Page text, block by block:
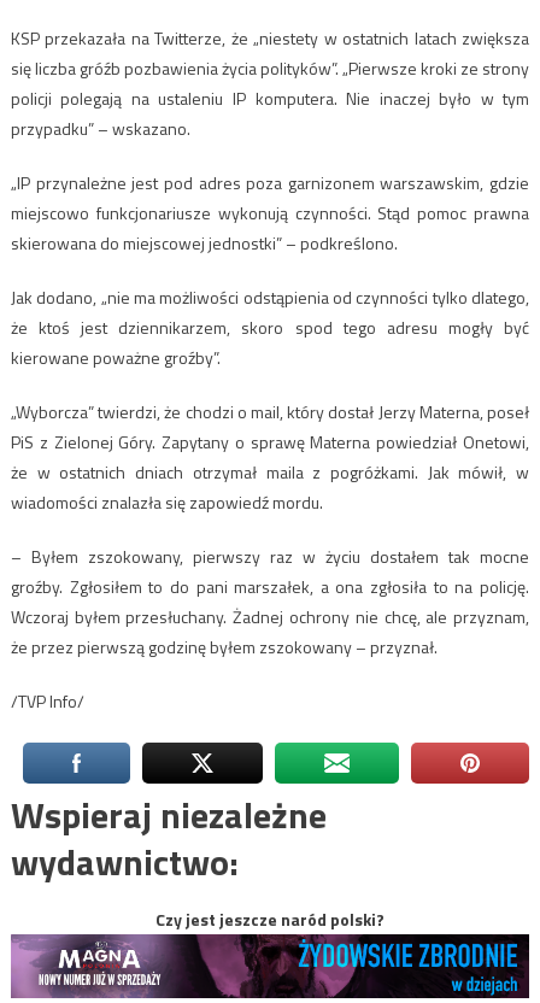
KSP przekazała na Twitterze, że „niestety w ostatnich latach zwiększa
się liczba gróźb pozbawienia życia polityków”. „Pierwsze kroki ze strony
policji polegają na ustaleniu IP komputera. Nie inaczej było w tym
przypadku” – wskazano.
„IP przynależne jest pod adres poza garnizonem warszawskim, gdzie
miejscowo funkcjonariusze wykonują czynności. Stąd pomoc prawna
skierowana do miejscowej jednostki” – podkreślono.
Jak dodano, „nie ma możliwości odstąpienia od czynności tylko dlatego,
że ktoś jest dziennikarzem, skoro spod tego adresu mogły być
kierowane poważne groźby”.
„Wyborcza” twierdzi, że chodzi o mail, który dostał Jerzy Materna, poseł
PiS z Zielonej Góry. Zapytany o sprawę Materna powiedział Onetowi,
że w ostatnich dniach otrzymał maila z pogróżkami. Jak mówił, w
wiadomości znalazła się zapowiedź mordu.
– Byłem zszokowany, pierwszy raz w życiu dostałem tak mocne
groźby. Zgłosiłem to do pani marszałek, a ona zgłosiła to na policję.
Wczoraj byłem przesłuchany. Żadnej ochrony nie chcę, ale przyznam,
że przez pierwszą godzinę byłem zszokowany – przyznał.
/TVP Info/
Wspieraj niezależne
wydawnictwo:
Czy jest jeszcze naród polski?